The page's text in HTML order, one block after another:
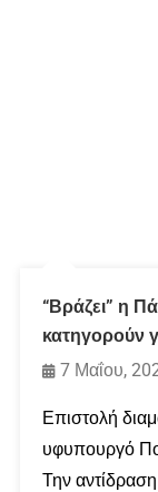
“Βράζει” η
κατηγορούν
7 Μαΐου,
Επιστολή
υφυπουργό
Την